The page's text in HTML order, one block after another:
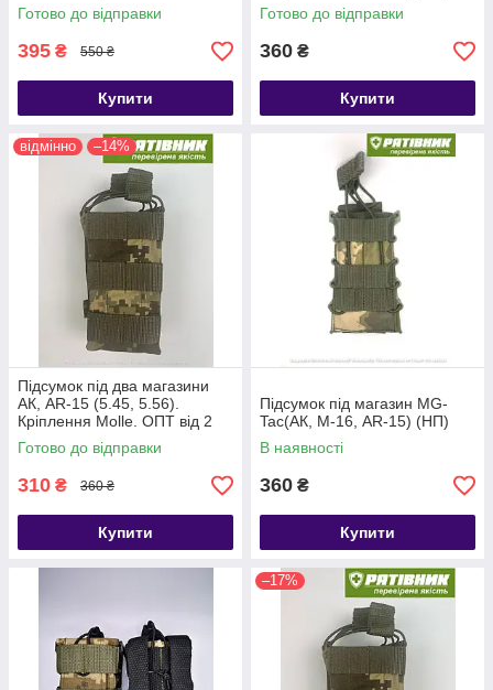
29,5 см з Molle (НП)
Готово до відправки
395 ₴ 550 ₴
Купити
Готово до відправки
360 ₴
Купити
відмінно –14%
Підсумок під два магазини
АК, AR-15 (5.45, 5.56).
Кріплення Molle. ОПТ від 2
од. (НП)
Готово до відправки
310 ₴ 360 ₴
Купити
Підсумок під магазин MG-
Tac(АК, М-16, AR-15) (НП)
В наявності
360 ₴
Купити
–17%